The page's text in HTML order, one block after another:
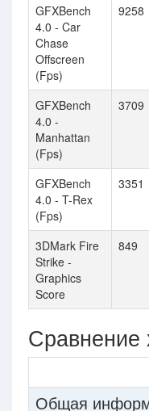
GFXBench
4.0 - Car
Chase
Offscreen
(Fps)
9258
GFXBench
4.0 -
Manhattan
(Fps)
3709
GFXBench
4.0 - T-Rex
(Fps)
3351
3DMark Fire
Strike -
Graphics
Score
849
Сравнение
Общая